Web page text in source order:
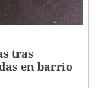
tras
en barrio